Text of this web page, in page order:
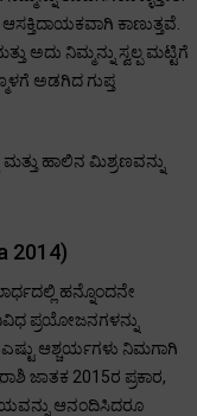
ಕಾಣುತ್ತವೆ.
ಅದು ನಿಮ್ಮನ್ನು ಸ್ವಲ್ಪ ಮಟ್ಟಿಗೆ
ಅಡಗಿದ ಗುಪ್ತ
ಮತ್ತು ಹಾಲಿನ ಮಿಶ್ರಣವನ್ನು
2014)
ಹನ್ನೊಂದನೇ
ಪ್ರಯೋಜನಗಳನ್ನು
ಎಷ್ಟು ಆಶ್ಚರ್ಯಗಳು ನಿಮಗಾಗಿ
ಜಾತಕ 2015ರ ಪ್ರಕಾರ,
ಆನಂದಿಸಿದರೂ